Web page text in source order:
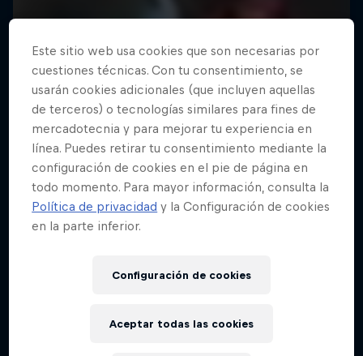
Este sitio web usa cookies que son necesarias por
cuestiones técnicas. Con tu consentimiento, se
usarán cookies adicionales (que incluyen aquellas
de terceros) o tecnologías similares para fines de
mercadotecnia y para mejorar tu experiencia en
línea. Puedes retirar tu consentimiento mediante la
configuración de cookies en el pie de página en
todo momento. Para mayor información, consulta la
Política de privacidad y la Configuración de cookies
en la parte inferior.
Configuración de cookies
Aceptar todas las cookies